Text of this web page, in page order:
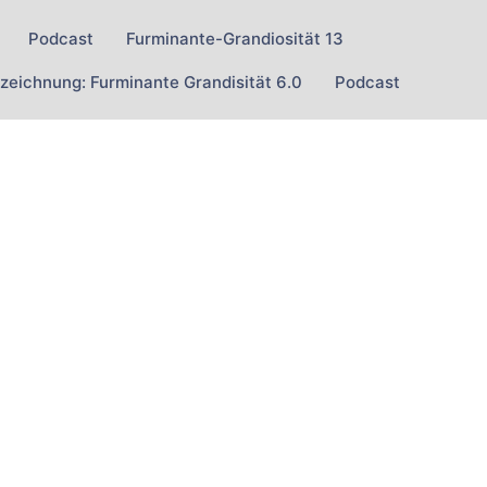
Podcast Furminante-Grandiosität 13
Furminante Grandisität 6.0 Podcast